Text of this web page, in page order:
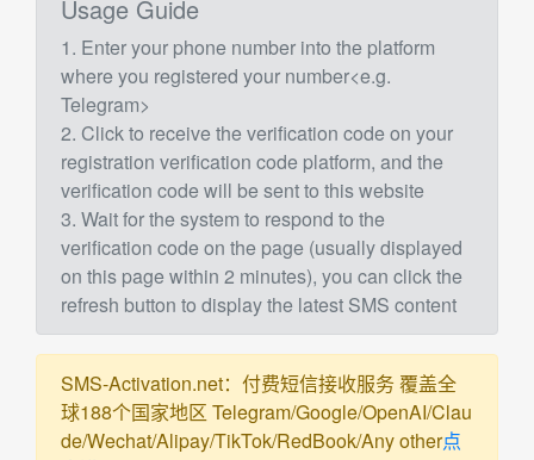
Usage Guide
1. Enter your phone number into the platform
where you registered your number<e.g.
Telegram>
2. Click to receive the verification code on your
registration verification code platform, and the
verification code will be sent to this website
3. Wait for the system to respond to the
verification code on the page (usually displayed
on this page within 2 minutes), you can click the
refresh button to display the latest SMS content
SMS-Activation.net：付费短信接收服务 覆盖全
球188个国家地区 Telegram/Google/OpenAI/Clau
de/Wechat/Alipay/TikTok/RedBook/Any other点